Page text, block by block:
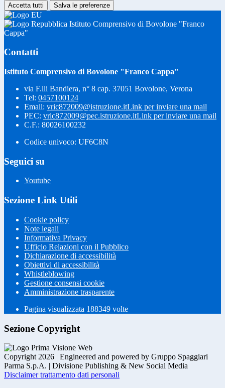
Accetta tutti Salva le preferenze
Istituto Comprensivo di Bovolone "Franco
Cappa"
Contatti
Istituto Comprensivo di Bovolone "Franco Cappa"
via F.lli Bandiera, n° 8 cap. 37051 Bovolone, Verona
Tel: 0457100124
Email: vric872009@istruzione.itLink per inviare una mail
PEC: vric872009@pec.istruzione.itLink per inviare una mail
C.F.: 80026100232
Codice univoco: UF6C8N
Seguici su
Youtube
Sezione Link Utili
Cookie policy
Note legali
Informativa Privacy
Ufficio Relazioni con il Pubblico
Dichiarazione di accessibilità
Obiettivi di accessibilità
Whistleblowing
Gestione consensi cookie
Amministrazione trasparente
Pagina visualizzata 188349 volte
Sezione Copyright
Copyright 2026 | Engineered and powered by Gruppo Spaggiari
Parma S.p.A. | Divisione Publishing & New Social Media
Disclaimer trattamento dati personali